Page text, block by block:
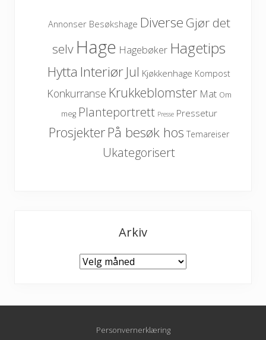
Annonser Besøkshage Diverse Gjør det
selv Hage Hagebøker Hagetips
Hytta Interiør Jul Kjøkkenhage Kompost
Konkurranse Krukkeblomster Mat Om
meg Planteportrett Presse Pressetur
ProsjekterPå besøk hos Temareiser
Ukategorisert
Arkiv
Arkiv
Personvernerklæring